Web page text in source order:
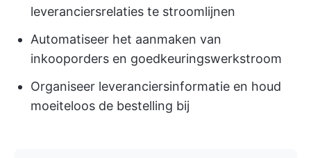
leveranciersrelaties te stroomlijnen
Automatiseer het aanmaken van
inkooporders en goedkeuringswerkstroom
Organiseer leveranciersinformatie en houd
moeiteloos de bestelling bij